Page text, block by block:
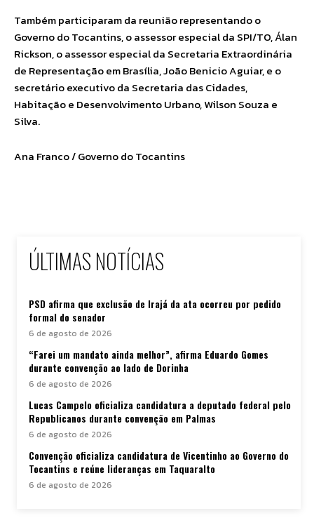
Também participaram da reunião representando o
Governo do Tocantins, o assessor especial da SPI/TO, Álan
Rickson, o assessor especial da Secretaria Extraordinária
de Representação em Brasília, João Benicio Aguiar, e o
secretário executivo da Secretaria das Cidades,
Habitação e Desenvolvimento Urbano, Wilson Souza e
Silva.
Ana Franco / Governo do Tocantins
ÚLTIMAS NOTÍCIAS
PSD afirma que exclusão de Irajá da ata ocorreu por pedido
formal do senador
6 de agosto de 2026
“Farei um mandato ainda melhor”, afirma Eduardo Gomes
durante convenção ao lado de Dorinha
6 de agosto de 2026
Lucas Campelo oficializa candidatura a deputado federal pelo
Republicanos durante convenção em Palmas
6 de agosto de 2026
Convenção oficializa candidatura de Vicentinho ao Governo do
Tocantins e reúne lideranças em Taquaralto
6 de agosto de 2026